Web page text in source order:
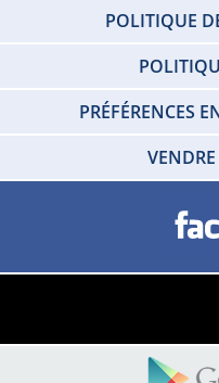
POLITIQUE
PRÉFÉRENCES